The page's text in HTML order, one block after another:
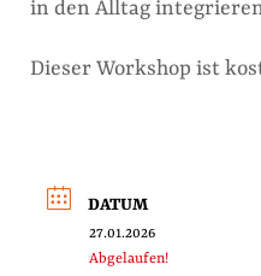
in den Alltag
Dieser Workshop ist
DATUM
27.01.2026
Abgelaufen!